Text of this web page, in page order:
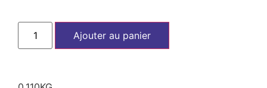
Ajouter au panier